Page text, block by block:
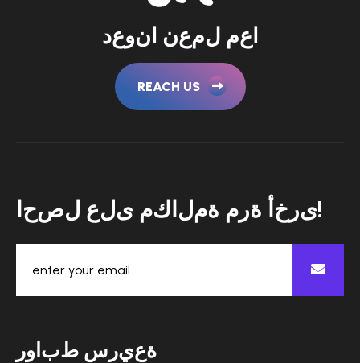
دعونا نعمل معا
REACH US
حصل على مك لمة م رة أ خ رى!
رو بط س ريعة